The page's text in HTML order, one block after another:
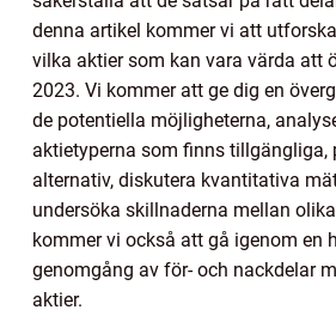
denna artikel kommer vi att
vilka aktier som kan vara värda att
2023. Vi kommer att ge dig en
de potentiella möjligheterna,
aktietyperna som finns tillgängliga,
alternativ, diskutera kvantitativa
undersöka skillnaderna mellan
kommer vi också att gå igenom en
genomgång av för- och nackdelar
aktier.